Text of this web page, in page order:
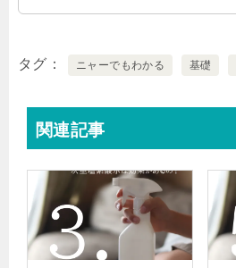
タグ ニャーでもわかる 基礎
関連記事